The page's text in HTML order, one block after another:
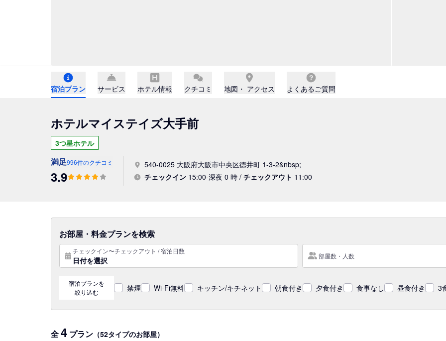
宿泊プラン サービス ホテル情報 クチコミ 地図・ アクセス よくあるご質問
ホテルマイステイズ大手前
3つ星ホテル
540-0025 大阪府大阪市中央区徳井町 1-3-2&nbsp;
チェックイン 15:00-深夜 0 時 / チェックアウト 11:00
満足996件のクチコミ
3.9
お部屋・料金プランを検索
チェックイン〜チェックアウト / 宿泊日数
日付を選択 部屋数・人数
宿泊プランを
絞り込む
禁煙 Wi-Fi無料 キッチン/キチネット 朝食付き 夕食付き 食事なし 昼食付き 3
全4 プラン （52タイプのお部屋）